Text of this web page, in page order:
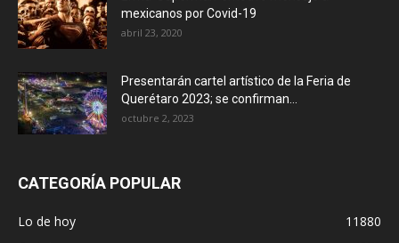
mexicanos por Covid-19
abril 23, 2020
Presentarán cartel artístico de la Feria de
Querétaro 2023; se confirman...
octubre 2, 2023
CATEGORÍA POPULAR
Lo de hoy
11880